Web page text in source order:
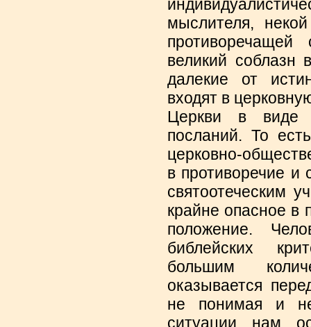
мыслителя,
великий
далекие от
входят в
Церкви в виде
посланий. То
церковно-
в противоречие
святоотеческим
крайне опасное в
положение.
библейских
большим
оказывается
не понимая и
ситуации нам